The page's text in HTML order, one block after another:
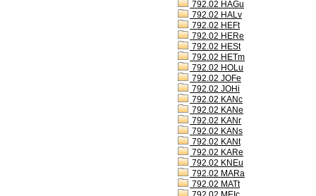
792.02 HAGu
792.02 HALv
792.02 HEFt
792.02 HERe
792.02 HESt
792.02 HETm
792.02 HOLu
792.02 JOFe
792.02 JOHi
792.02 KANc
792.02 KANe
792.02 KANr
792.02 KANs
792.02 KANt
792.02 KARe
792.02 KNEu
792.02 MARa
792.02 MATt